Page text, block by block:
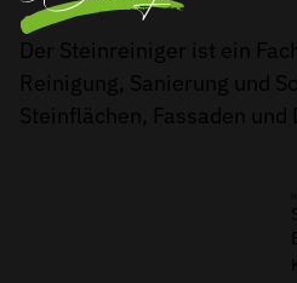
Der Steinreiniger ist ein
Reinigung, Sanierung und
Steinflächen, Fassaden und